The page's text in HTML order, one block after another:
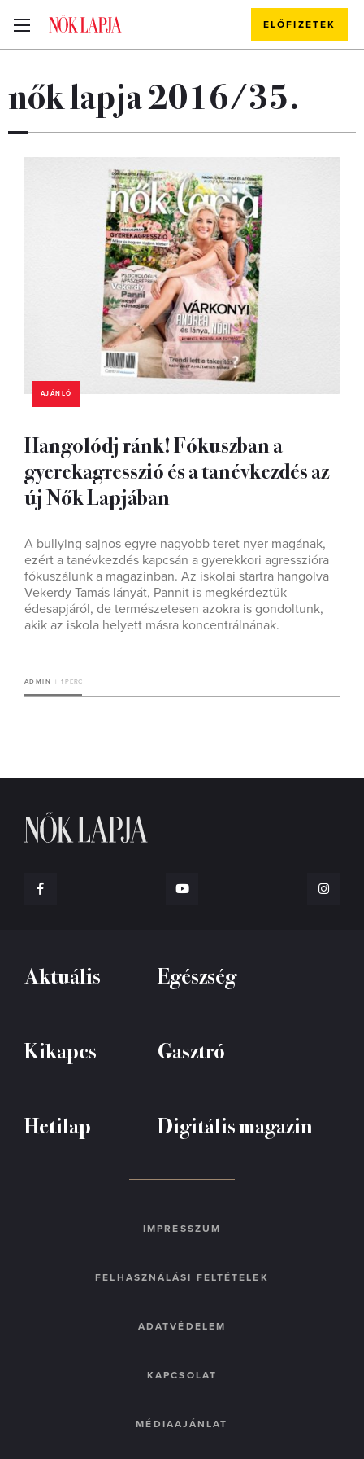
ELŐFIZETEK
nők lapja 2016/35.
AJÁNLÓ
Hangolódj ránk! Fókuszban a
gyerekagresszió és a tanévkezdés az
új Nők Lapjában
A bullying sajnos egyre nagyobb teret nyer magának,
ezért a tanévkezdés kapcsán a gyerekkori agresszióra
fókuszálunk a magazinban. Az iskolai startra hangolva
Vekerdy Tamás lányát, Pannit is megkérdeztük
édesapjáról, de természetesen azokra is gondoltunk,
akik az iskola helyett másra koncentrálnának.
ADMIN 1 PERC
Aktuális Egészség
Kikapcs Gasztró
Hetilap Digitális magazin
IMPRESSZUM
FELHASZNÁLÁSI FELTÉTELEK
ADATVÉDELEM
KAPCSOLAT
MÉDIAAJÁNLAT